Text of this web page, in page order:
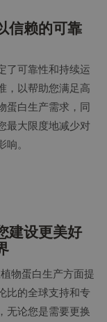
信赖的可靠
了可靠性和持续运
，以帮助您满足高
蛋白生产需求，同
最大限度地减少对
。
建设更美好
物蛋白生产方面提
比的全球支持和专
无论您是需要更换